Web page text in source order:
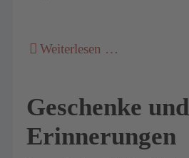
Weiterlesen …
Geschenke und
Erinnerungen